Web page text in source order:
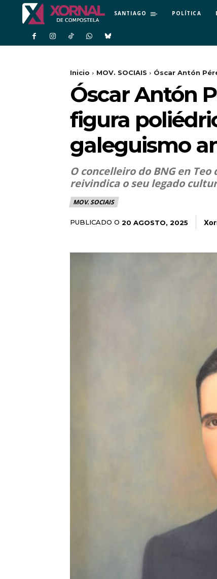
SANTIAGO POLÍTICA
Inicio MOV. SOCIAIS Óscar Antón
Óscar Antón
figura
galeguismo
O concelleiro do BNG en
reivindica o seu legado
MOV. SOCIAIS
PUBLICADO O 20 AGOSTO, 2025